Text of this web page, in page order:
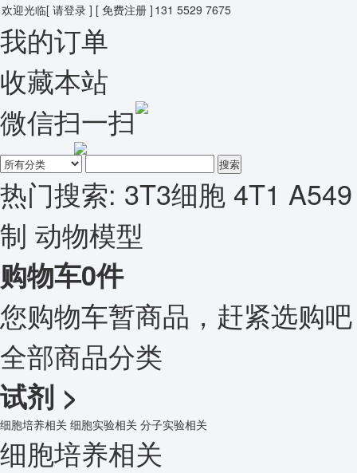
欢迎光临[ 请登录 ] [ 免费注册 ] 131 5529 7675
我的订单
收藏本站
微信扫一扫
搜索
热门搜索: 3T3细胞 4T1 A549
制 动物模型
购物车0件
您购物车暂商品，赶紧选购
全部商品分类
试剂 >
细胞培养相关 细胞实验相关 分子实验相关
细胞培养相关